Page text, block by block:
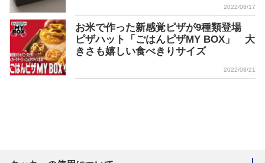
2022/08/17
お米で作った新感覚ピザが9種類登場
ピザハット「ごはんピザMY BOX」 大
きさも嬉しい食べきりサイズ
2022/08/21